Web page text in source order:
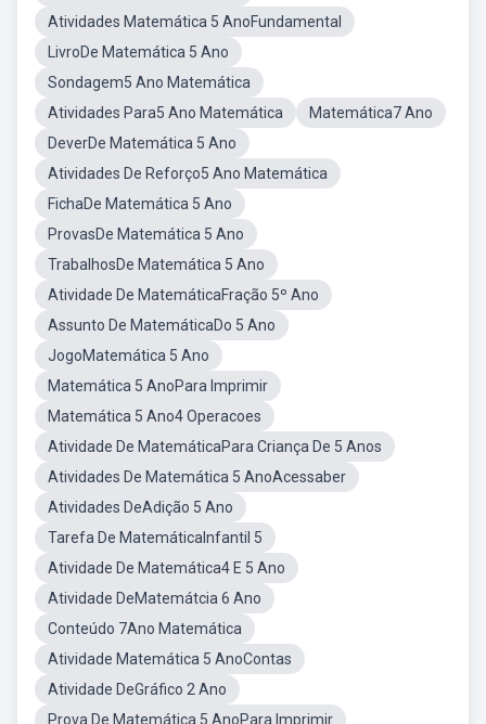
Atividades Matemática 5 AnoFundamental
LivroDe Matemática 5 Ano
Sondagem5 Ano Matemática
Atividades Para5 Ano Matemática
Matemática7 Ano
DeverDe Matemática 5 Ano
Atividades De Reforço5 Ano Matemática
FichaDe Matemática 5 Ano
ProvasDe Matemática 5 Ano
TrabalhosDe Matemática 5 Ano
Atividade De MatemáticaFração 5º Ano
Assunto De MatemáticaDo 5 Ano
JogoMatemática 5 Ano
Matemática 5 AnoPara Imprimir
Matemática 5 Ano4 Operacoes
Atividade De MatemáticaPara Criança De 5 Anos
Atividades De Matemática 5 AnoAcessaber
Atividades DeAdição 5 Ano
Tarefa De MatemáticaInfantil 5
Atividade De Matemática4 E 5 Ano
Atividade DeMatemátcia 6 Ano
Conteúdo 7Ano Matemática
Atividade Matemática 5 AnoContas
Atividade DeGráfico 2 Ano
Prova De Matemática 5 AnoPara Imprimir